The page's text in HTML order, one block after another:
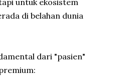
untuk ekosistem
di belahan dunia
dari "pasien"